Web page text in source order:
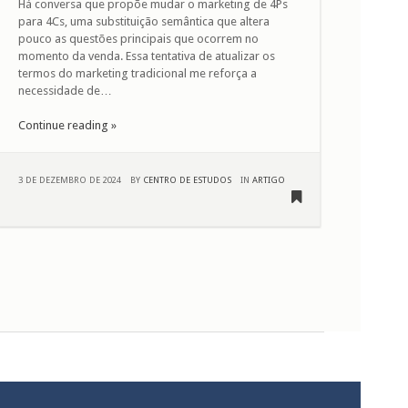
Há conversa que propõe mudar o marketing de 4Ps
para 4Cs, uma substituição semântica que altera
pouco as questões principais que ocorrem no
momento da venda. Essa tentativa de atualizar os
termos do marketing tradicional me reforça a
necessidade de…
Continue reading »
3 DE DEZEMBRO DE 2024 BY CENTRO DE ESTUDOS IN ARTIGO